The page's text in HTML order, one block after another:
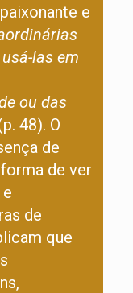
e
las em
ou das
48). O
de
de ver
de
que